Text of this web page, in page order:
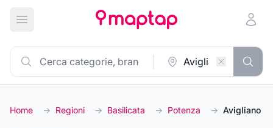
Apri menu principale
Home → Regioni → Basilicata → Potenza → Avigliano